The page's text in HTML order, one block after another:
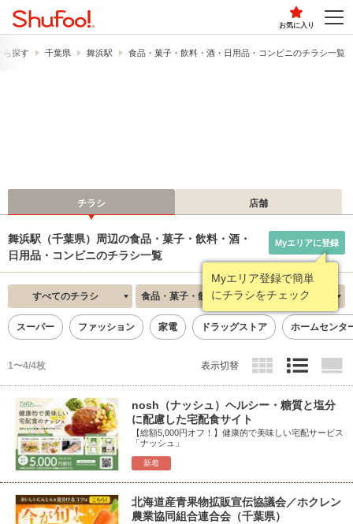
お気に入り
ら探す 千葉県 舞浜駅 食品・菓子・飲料・酒・日用品・コンビニのチラシ一覧
チラシ 店舗
舞浜駅（千葉県）周辺の食品・菓子・飲料・酒・
日用品・コンビニのチラシ一覧
Myエリア登録で簡単
にチラシをチェック
Myエリアに登録
すべてのチラシ 食品・菓子・飲料・酒・日用品・コンビニ 新着順
スーパー ファッション 家電 ドラッグストア ホームセンタ
1〜4/4枚 表示切替
新着
nosh（ナッシュ）ヘルシー・糖質と塩分
に配慮した宅配食サイト
【総額5,000円オフ！】健康的で美味しい宅配サービス
「ナッシュ」
北海道産青果物拡販宣伝協議会／ホクレン
農業協同組合連合会（千葉県）